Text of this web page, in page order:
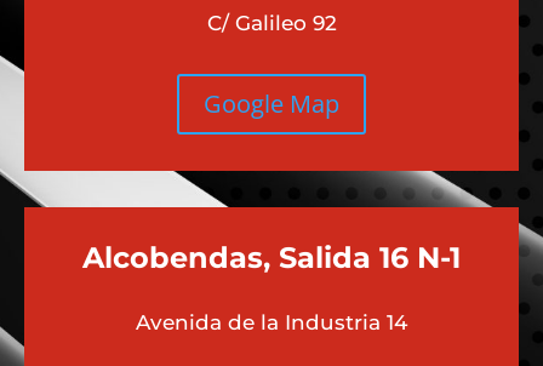
C/ Galileo 92
Google Map
Alcobendas, Salida 16 N-1
Avenida de la Industria 14